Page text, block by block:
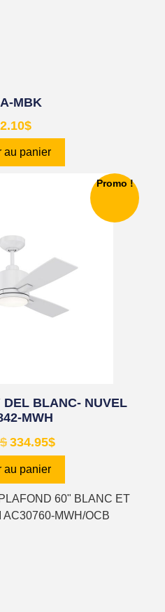
MBK
$
au panier
Promo !
DEL BLANC- NUVEL
MWH
$ 334.95$
au panier